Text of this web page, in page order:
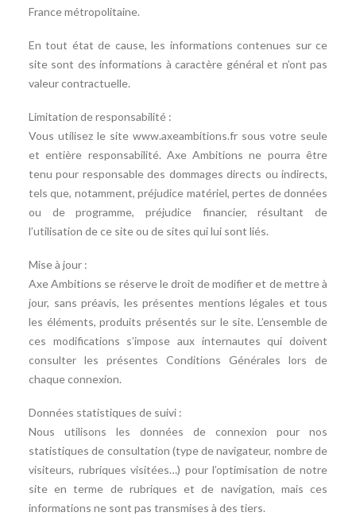
France métropolitaine.
En tout état de cause, les informations contenues sur ce
site sont des informations à caractère général et n’ont pas
valeur contractuelle.
Limitation de responsabilité :
Vous utilisez le site www.axeambitions.fr sous votre seule
et entière responsabilité. Axe Ambitions ne pourra être
tenu pour responsable des dommages directs ou indirects,
tels que, notamment, préjudice matériel, pertes de données
ou de programme, préjudice financier, résultant de
l’utilisation de ce site ou de sites qui lui sont liés.
Mise à jour :
Axe Ambitions se réserve le droit de modifier et de mettre à
jour, sans préavis, les présentes mentions légales et tous
les éléments, produits présentés sur le site. L’ensemble de
ces modifications s’impose aux internautes qui doivent
consulter les présentes Conditions Générales lors de
chaque connexion.
Données statistiques de suivi :
Nous utilisons les données de connexion pour nos
statistiques de consultation (type de navigateur, nombre de
visiteurs, rubriques visitées…) pour l’optimisation de notre
site en terme de rubriques et de navigation, mais ces
informations ne sont pas transmises à des tiers.